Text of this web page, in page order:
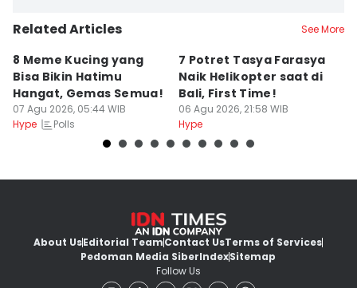
Related Articles See More
8 Meme Kucing yang
Bisa Bikin Hatimu
Hangat, Gemas Semua!
07 Agu 2026, 05:44 WIB
Hype
Polls
7 Potret Tasya Farasya
Naik Helikopter saat di
Bali, First Time!
06 Agu 2026, 21:58 WIB
Hype
About UsEditorial TeamContact UsTerms of Services
Pedoman Media SiberIndexSitemap
Follow Us